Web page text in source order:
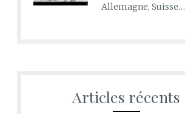
Allemagne, Suisse…
Articles récents